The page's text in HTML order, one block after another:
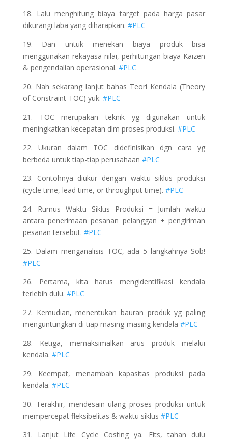
18. Lalu menghitung biaya target pada harga pasar
dikurangi laba yang diharapkan. #PLC
19. Dan untuk menekan biaya produk bisa
menggunakan rekayasa nilai, perhitungan biaya Kaizen
& pengendalian operasional. #PLC
20. Nah sekarang lanjut bahas Teori Kendala (Theory
of Constraint-TOC) yuk. #PLC
21. TOC merupakan teknik yg digunakan untuk
meningkatkan kecepatan dlm proses produksi. #PLC
22. Ukuran dalam TOC didefinisikan dgn cara yg
berbeda untuk tiap-tiap perusahaan #PLC
23. Contohnya diukur dengan waktu siklus produksi
(cycle time, lead time, or throughput time). #PLC
24. Rumus Waktu Siklus Produksi = Jumlah waktu
antara penerimaan pesanan pelanggan + pengiriman
pesanan tersebut. #PLC
25. Dalam menganalisis TOC, ada 5 langkahnya Sob!
#PLC
26. Pertama, kita harus mengidentifikasi kendala
terlebih dulu. #PLC
27. Kemudian, menentukan bauran produk yg paling
menguntungkan di tiap masing-masing kendala #PLC
28. Ketiga, memaksimalkan arus produk melalui
kendala. #PLC
29. Keempat, menambah kapasitas produksi pada
kendala. #PLC
30. Terakhir, mendesain ulang proses produksi untuk
mempercepat fleksibelitas & waktu siklus #PLC
31. Lanjut Life Cycle Costing ya. Eits, tahan dulu